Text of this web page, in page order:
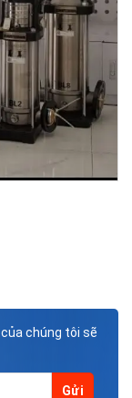
của chúng tôi sẽ